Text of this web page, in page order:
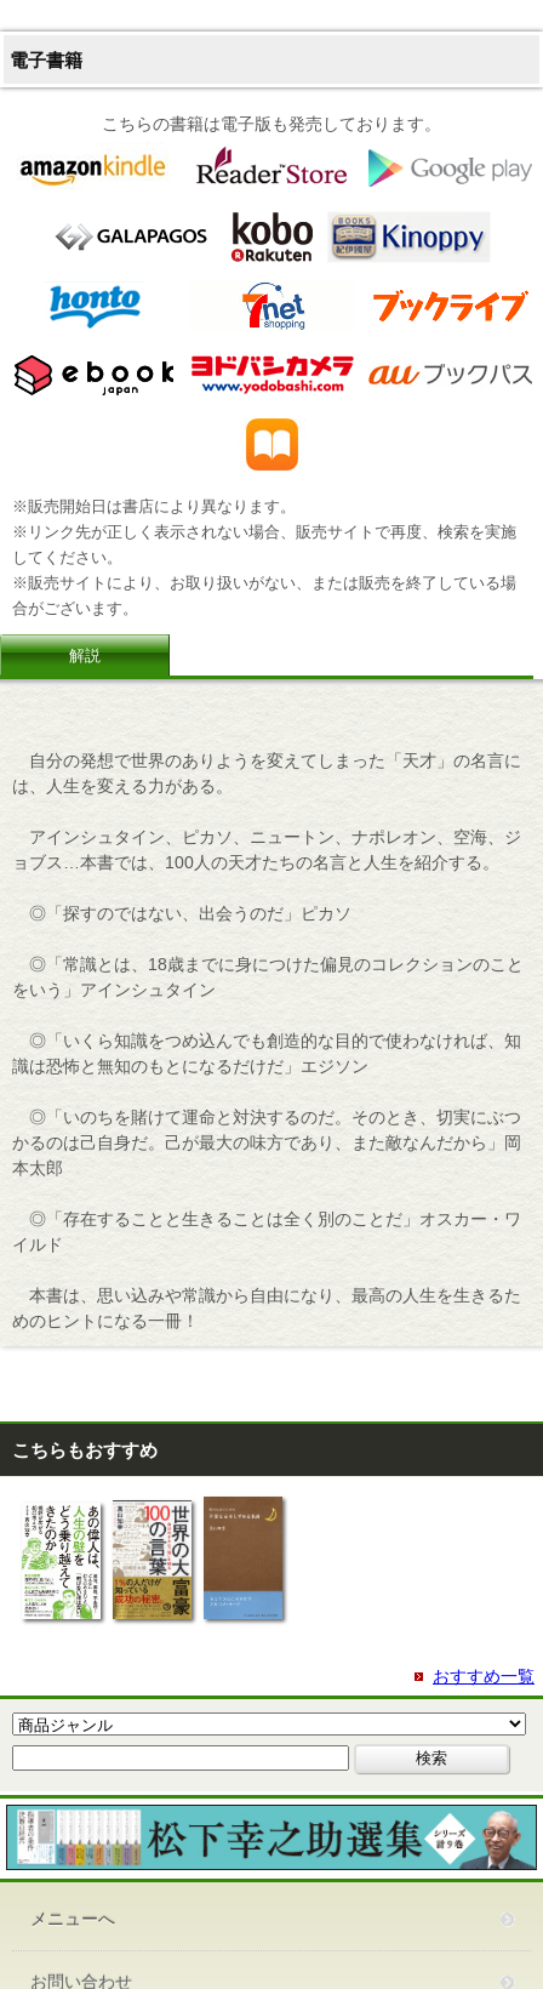
電子書籍
こちらの書籍は電子版も発売しております。
※販売開始日は書店により異なります。
※リンク先が正しく表示されない場合、販売サイトで再度、検索を実施
してください。
※販売サイトにより、お取り扱いがない、または販売を終了している場
合がございます。
解説
自分の発想で世界のありようを変えてしまった「天才」の名言に
は、人生を変える力がある。
アインシュタイン、ピカソ、ニュートン、ナポレオン、空海、ジ
ョブス…本書では、100人の天才たちの名言と人生を紹介する。
◎「探すのではない、出会うのだ」ピカソ
◎「常識とは、18歳までに身につけた偏見のコレクションのこと
をいう」アインシュタイン
◎「いくら知識をつめ込んでも創造的な目的で使わなければ、知
識は恐怖と無知のもとになるだけだ」エジソン
◎「いのちを賭けて運命と対決するのだ。そのとき、切実にぶつ
かるのは己自身だ。己が最大の味方であり、また敵なんだから」岡
本太郎
◎「存在することと生きることは全く別のことだ」オスカー・ワ
イルド
本書は、思い込みや常識から自由になり、最高の人生を生きるた
めのヒントになる一冊！
こちらもおすすめ
おすすめ一覧
メニューへ
お問い合わせ